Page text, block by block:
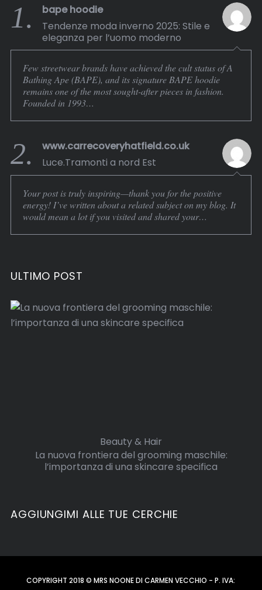
1.
bape hoodie
Tendenze moda inverno 2025: Stile e
eleganza per l’uomo moderno
Few streetwear brands have achieved the cult status of A
Bathing Ape (BAPE), and its signature BAPE hoodie
remains one of the most sought-after pieces in fashion.
Founded in 1993…
2.
www.carrecoveryhatfield.co.uk
Luce.Tramonti a nord Est
Your post is truly inspiring—thank you for the positive
energy! I’ve written about a related subject on my blog. It
would mean a lot if you visited and shared your…
ULTIMO POST
Beauty & Hair
La nuova frontiera del grooming maschile:
l’importanza di una skincare specifica
AGGIUNGIMI ALLE TUE CERCHIE
COPYRIGHT 2018 © MRS NOONE DI CARMEN VECCHIO - P. IVA: